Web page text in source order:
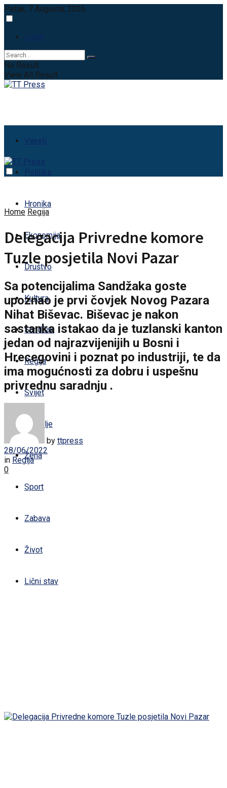
Petak, 7 Augusta, 2026
Login
No Result
View All Result
Vijesti
Politika
Hronika
Ekonomija
Društvo
Kultura
Sandžak
Regija
Svijet
Zdravlje
Žena
Sport
Zabava
Život
Lični stav
Home Regija
Delegacija Privredne komore
Tuzle posjetila Novi Pazar
Sa potencijalima Sandžaka goste
upoznao je prvi čovjek Novog Pazara
Nihat Biševac. Biševac je nakon
sastanka istakao da je tuzlanski kanton
jedan od najrazvijenijih u Bosni i
Hrecegovini i poznat po industriji, te da
ima mogućnosti za dobru i uspešnu
privrednu saradnju .
by ttpress
28/06/2022
in Regija
0